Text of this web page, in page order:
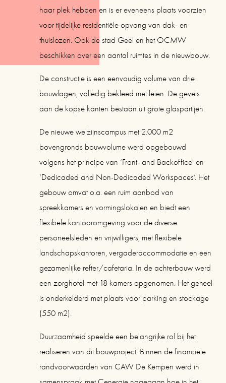
haar plek hebben en is er eveneens plaats voorzien
voor tijdelijke residentiële opvang van dak- en
thuislozen. Ook de stad Geel en het OCMW
beschikken over een aantal ruimtes in de nieuwbouw.
De constructie is een eenvoudig volume van drie
bouwlagen, volledig bekleed met leien. De gevels
aan de kopse kanten bestaan uit grote glaspartijen.
De nieuwe welzijnscampus met 2.000 m2
bovengronds bouwvolume werd opgebouwd
volgens het principe van ‘Front- and Backoffice' en
‘Dedicaded and Non-Dedicaded Workspaces’. Het
gebouw omvat o.a. een ruim aanbod van
spreekkamers en vormingslokalen en biedt een
flexibele kantooromgeving voor de diverse
personeelsleden en vrijwilligers, met flexibele
landschapskantoren, vergaderaccommodatie en een
gezamenlijke refter/cafetaria. In de achterbouw werd
een zorghotel met 18 kamers opgenomen. Het geheel
is onderkelderd met plaats voor parking en stockage
(550 m2).
Duurzaamheid speelde een belangrijke rol bij het
realiseren van dit bouwproject. Binnen de financiële
randvoorwaarden van CAW De Kempen werd in